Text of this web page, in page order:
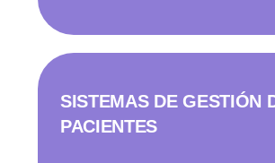
SISTEMAS DE GESTIÓN
PACIENTES